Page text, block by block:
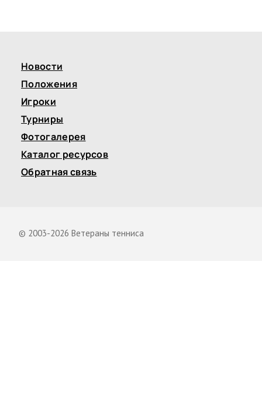
Новости
Положения
Игроки
Турниры
Фотогалерея
Каталог ресурсов
Обратная связь
© 2003-2026 Ветераны тенниса